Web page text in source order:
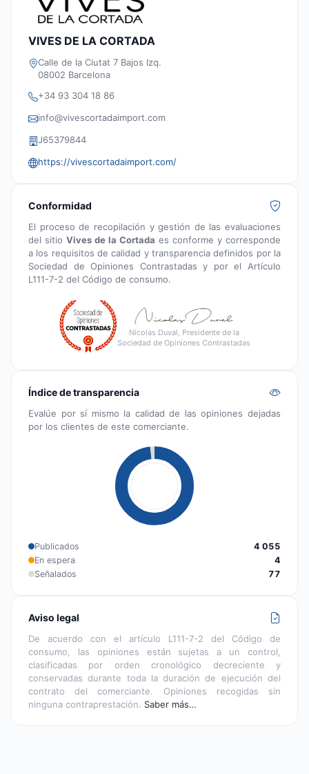
VIVES DE LA CORTADA
Calle de la Ciutat 7 Bajos Izq.
08002 Barcelona
+34 93 304 18 86
info@vivescortadaimport.com
J65379844
https://vivescortadaimport.com/
Conformidad
El proceso de recopilación y gestión de las evaluaciones
del sitio Vives de la Cortada es conforme y corresponde
a los requisitos de calidad y transparencia definidos por la
Sociedad de Opiniones Contrastadas y por el Artículo
L111-7-2 del Código de consumo.
Nicolas Duval, Presidente de la
Sociedad de Opiniones Contrastadas
Índice de transparencia
Evalúe por sí mismo la calidad de las opiniones dejadas
por los clientes de este comerciante.
Publicados
4 055
En espera
4
Señalados
77
Aviso legal
De acuerdo con el artículo L111-7-2 del Código de
consumo, las opiniones están sujetas a un control,
clasificadas por orden cronológico decreciente y
conservadas durante toda la duración de ejecución del
contrato del comerciante. Opiniones recogidas sin
ninguna contraprestación. Saber más…